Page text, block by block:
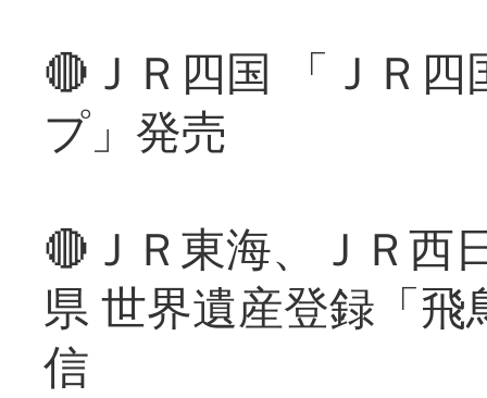
🔴ＪＲ四国 「ＪＲ
プ」発売
🔴ＪＲ東海、ＪＲ西
県 世界遺産登録「
信